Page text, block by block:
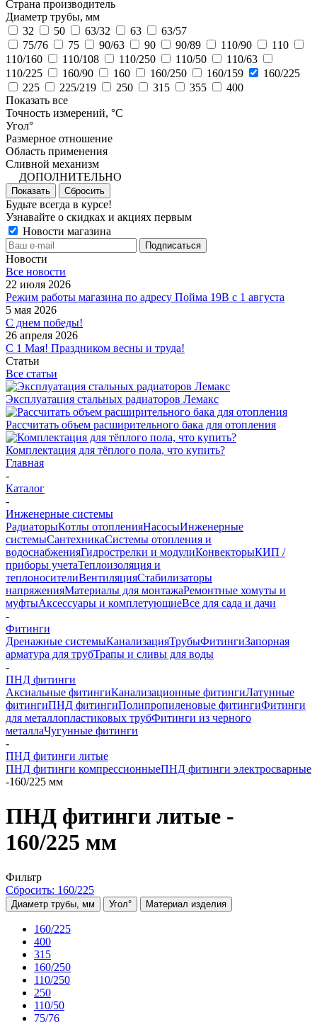
Страна производитель
Диаметр трубы, мм
32
50 63/32 63
63/57
75/76
75 90/63 90 90/89 110/90
110
110/160
110/108 110/250 110/50
110/63
110/225
160/90 160 160/250 160/159
160/225
225
225/219 250 315 355
400
Показать все
Точность измерений, °C
Угол°
Размерное отношение
Область применения
Сливной механизм
ДОПОЛНИТЕЛЬНО
Показать Сбросить
Будьте всегда в курсе!
Узнавайте о скидках и акциях первым
Новости магазина
Новости
Все новости
22 июля 2026
Режим работы магазина по адресу Пойма 19В с 1 августа
5 мая 2026
С днем победы!
26 апреля 2026
С 1 Мая! Праздником весны и труда!
Статьи
Все статьи
Эксплуатация стальных радиаторов Лемакс
Рассчитать объем расширительного бака для отопления
Комплектация для тёплого пола, что купить?
Главная
-
Каталог
-
Инженерные системы
РадиаторыКотлы отопленияНасосыИнженерные
системыСантехникаСистемы отопления и
водоснабженияГидрострелки и модулиКонвекторыКИП /
приборы учетаТеплоизоляция и
теплоносителиВентиляцияСтабилизаторы
напряженияМатериалы для монтажаРемонтные хомуты и
муфтыАксессуары и комплетующиеВсе для сада и дачи
-
Фитинги
Дренажные системыКанализацияТрубыФитингиЗапорная
арматура для трубТрапы и сливы для воды
-
ПНД фитинги
Аксиальные фитингиКанализационные фитингиЛатунные
фитингиПНД фитингиПолипропиленовые фитингиФитинги
для металлопластиковых трубФитинги из черного
металлаЧугунные фитинги
-
ПНД фитинги литые
ПНД фитинги компрессионныеПНД фитинги электросварные
-160/225 мм
ПНД фитинги литые -
160/225 мм
Фильтр
Сбросить: 160/225
Диаметр трубы, мм Угол° Материал изделия
160/225
400
315
160/250
110/250
250
110/50
75/76